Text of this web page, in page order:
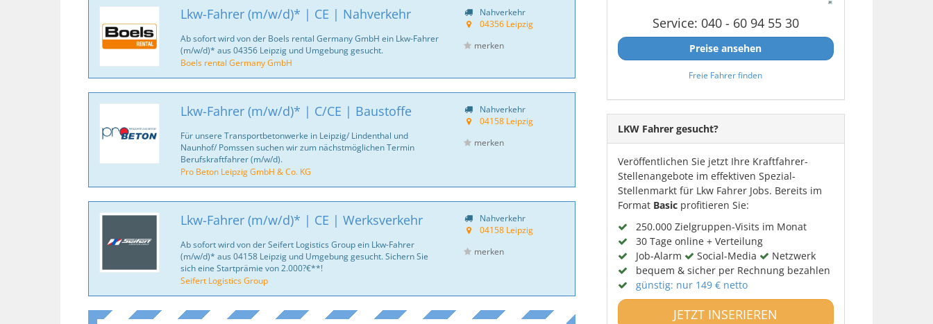
Lkw-Fahrer (m/w/d)* | CE | Nahverkehr
Ab sofort wird von der Boels rental Germany GmbH ein Lkw-Fahrer
(m/w/d)* aus 04356 Leipzig und Umgebung gesucht.
Boels rental Germany GmbH
Nahverkehr
04356 Leipzig
merken
Lkw-Fahrer (m/w/d)* | C/CE | Baustoffe
Für unsere Transportbetonwerke in Leipzig/ Lindenthal und
Naunhof/ Pomssen suchen wir zum nächstmöglichen Termin
Berufskraftfahrer (m/w/d).
Pro Beton Leipzig GmbH & Co. KG
Nahverkehr
04158 Leipzig
merken
Lkw-Fahrer (m/w/d)* | CE | Werksverkehr
Ab sofort wird von der Seifert Logistics Group ein Lkw-Fahrer
(m/w/d)* aus 04158 Leipzig und Umgebung gesucht. Sichern Sie
sich eine Startprämie von 2.000?€**!
Seifert Logistics Group
Nahverkehr
04158 Leipzig
merken
Service: 040 - 60 94 55 30
Preise ansehen
Freie Fahrer finden
LKW Fahrer gesucht?
Veröffentlichen Sie jetzt Ihre Kraftfahrer-
Stellenangebote im effektiven Spezial-
Stellenmarkt für Lkw Fahrer Jobs. Bereits im
Format Basicprofitieren Sie:
250.000 Zielgruppen-Visits im Monat
30 Tage online + Verteilung
Job-Alarm
Social-Media
Netzwerk
bequem & sicher per Rechnung bezahlen
günstig: nur 149 € netto
JETZT INSERIEREN